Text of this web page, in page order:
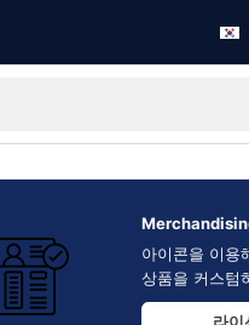
아이콘을 이용
상품을 커스텀